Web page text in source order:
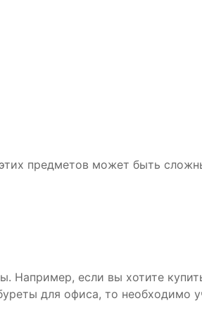
предметов может быть
Например, если вы хотите
для офиса, то необходимо